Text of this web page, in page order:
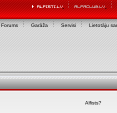
Forums Garāža Servisi Lietotāju
Alfists?